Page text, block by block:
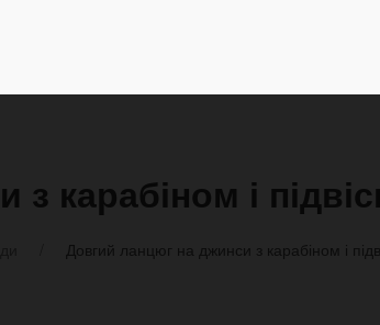
карабіном і
Довгий ланцюг на джинси з карабіном і